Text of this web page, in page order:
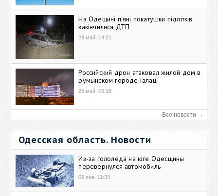
На Одещині п'яні покатушки підлітків
закінчилися ДТП
29 май, 14:01
Российский дрон атаковал жилой дом в
румынском городе Галац
29 май, 09:18
Все новости →
Одесская область. Новости
Из-за гололеда на юге Одесщины
перевернулся автомобиль
09 янв, 11:33